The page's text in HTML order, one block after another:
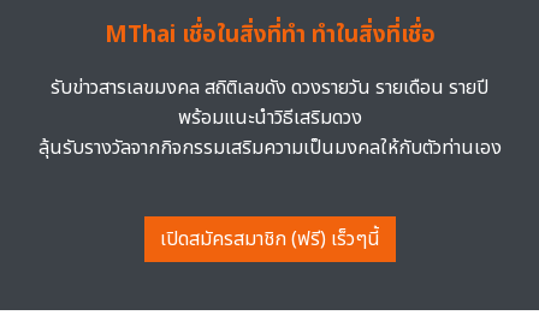
MThai เชื่อในสิ่งที่ทำ ทำในสิ่งที่เชื่อ
รับข่าวสารเลขมงคล สถิติเลขดัง ดวงรายวัน รายเดือน รายปี
พร้อมแนะนำวิธีเสริมดวง
ลุ้นรับรางวัลจากกิจกรรมเสริมความเป็นมงคลให้กับตัวท่านเอง
เปิดสมัครสมาชิก (ฟรี) เร็วๆนี้